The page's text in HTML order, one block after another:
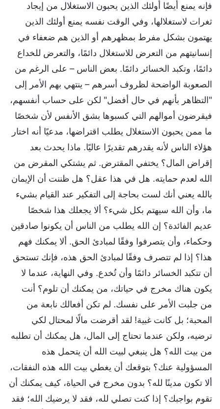
فإنه يمنع أيضًا أولئك الذين يحبون الاستغلال من إيجاد
ثغرات لاستغلالها، وفي الوقت نفسه يمنع أولئك الذين
يهتمون بشكل مفرط بمظهرهم أو الذين هم ضعفاء في
إنسانيتهم من التعرض للاستغلال دائمًا، والتعرض للخداع
دائمًا، وتكبد الخسائر دائمًا. بعض الناس – على الرغم من
الصعوبة الواضحة لظروف أسرهم – ينتهي بهم الأمر إلى
"التظاهر بأنهم في حال أفضل" لكن على حساب أنفسهم،
فيقرضون أموالهم التي كسبوها بشق الأنفس لأن شخصًا
ما ممن يحبون الاستغلال يطلب اقتراضها، مدعيًا أنه اختار
هؤلاء الناس لأنه يقدرهم تقديرًا عاليًا. ماذا يحدث بعد
إقراض المال؟ يختفي المقترض. ثم يشتكي المقرض من
الله لعدم حمايته. هل في هذا عقل؟ هل ظننت أن الإيمان
بالله يعني أنك لست بحاجة إلى التفكير عند القيام بشيء
ما، وأن الله سيهتم بكل شيء؟ ألا يجعلك هذا شخصًا
عديم الفائدة؟ إن الله يطلب من الناس أن يكونوا صادقين
وحكماء، وأن يتصرفوا وفقًا لمبادئ الحق. ألا يمكنك فهم
هذا؟ إذا لم تتصرف وفقًا لمبادئ الحق هذه، فإنك تستحق
أن تتكبد الخسائر دائمًا وأن تُخدع. وفي النهاية، عندما لا
يكون هناك مخرج في حياتك، من يمكنك أن تلوم؟ أنت
من جلبت الأمر على نفسك. لم تكن أفعالك نابعة من
المحبة؛ بل كانت غبية! لقد أقرضت مالًا لمحتال لكي
ترضيه، ولكن عندما تحتاج إلى المال، هل يمكنك أن تطلبه
من بيت الله؟ هل ينبغي لبيت الله أن يتحمل هذه
المسؤولية عنك؟ بتوقعك أن يغطي بيت الله هذه النفقات،
ألا تكون مدينًا لله؟ بدون مخرج في الحياة، كيف يمكنك أن
تقوم بواجبك؟ إذا كنت تصلي لله، فقد لا يرضيك الله؛ فقد